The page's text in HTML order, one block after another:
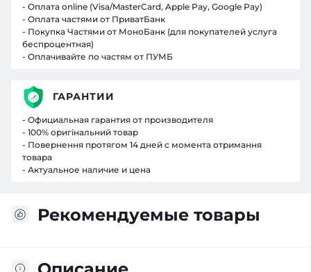
Рекомендуемые товары
- Оплата online (Visa/MasterCard, Apple Pay, Google Pay)
- Оплата частями от ПриватБанк
- Покупка Частями от МоноБанк (для покупателей услуга
беспроцентная)
- Оплачивайте по частям от ПУМБ
ГАРАНТИИ
- Официальная гарантия от производителя
- 100% оригінальний товар
- Повернення протягом 14 дней с момента отримання
товара
- Актуальное наличие и цена